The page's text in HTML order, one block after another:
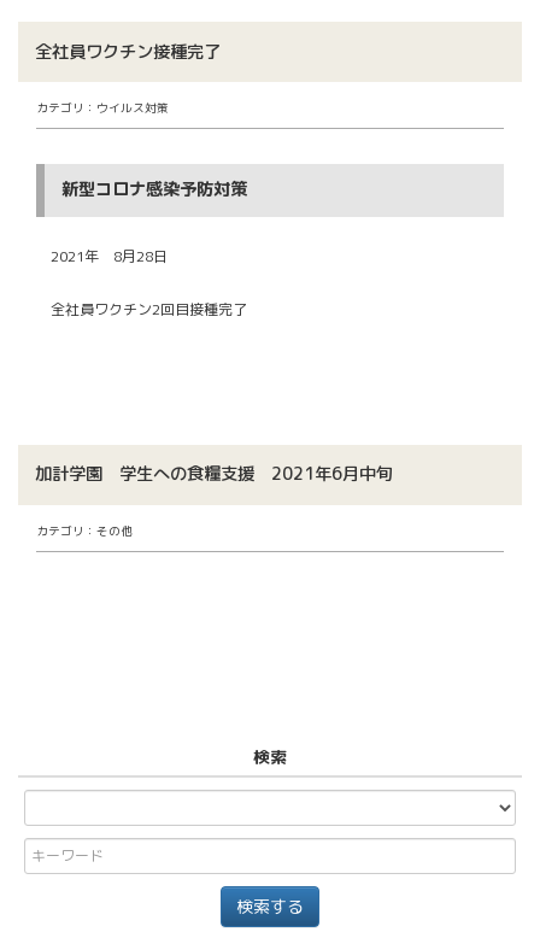
全社員ワクチン接種完了
カテゴリ：ウイルス対策
新型コロナ感染予防対策
2021年 8月28日
全社員ワクチン2回目接種完了
加計学園 学生への食糧支援 2021年6月中旬
カテゴリ：その他
検索